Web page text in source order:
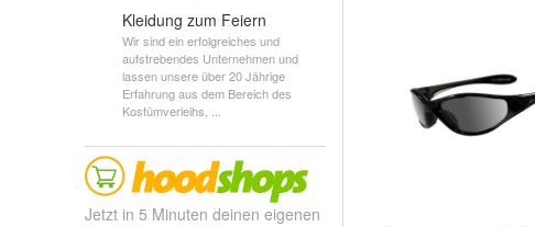
Kleidung zum Feiern
Wir sind ein erfolgreiches und
aufstrebendes Unternehmen und
lassen unsere über 20 Jährige
Erfahrung aus dem Bereich des
Kostümverleihs, ...
Jetzt in 5 Minuten deinen eigenen